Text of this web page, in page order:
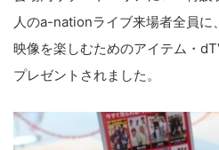
人のa-nationライブ来場者全員
映像を楽しむためのアイテム・
プレゼントされました。